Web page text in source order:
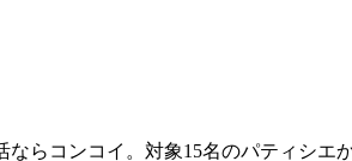
ならコンコイ。対象15名のパティシ